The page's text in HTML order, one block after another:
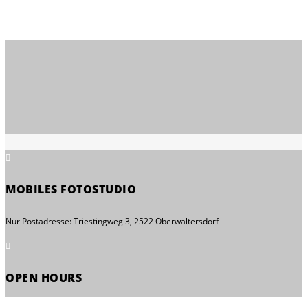

MOBILES FOTOSTUDIO
Nur Postadresse: Triestingweg 3, 2522 Oberwaltersdorf

OPEN HOURS